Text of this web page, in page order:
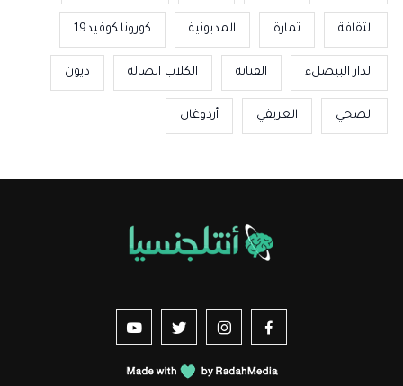
الثقافة تمارة المديونية كوروناـكوفيد19
الدار البيضلء الفنانة الكلاب الضالة ديون
الصحي العريفي أردوغان
Suivez-nous sur Facebook
nous sur Instagram
nous sur Twitter